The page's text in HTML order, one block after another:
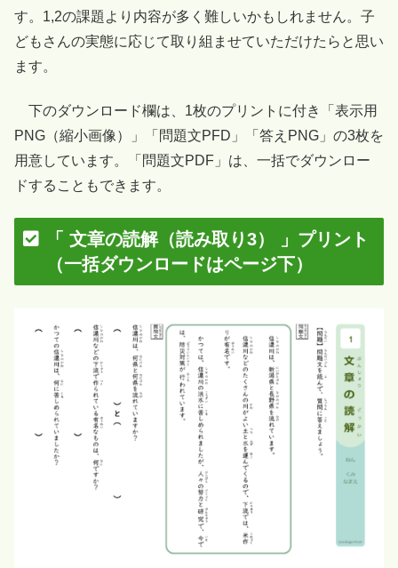
す。1,2の課題より内容が多く難しいかもしれません。子
どもさんの実態に応じて取り組ませていただけたらと思い
ます。
下のダウンロード欄は、1枚のプリントに付き「表示用
PNG（縮小画像）」「問題文PFD」「答えPNG」の3枚を
用意しています。「問題文PDF」は、一括でダウンロー
ドすることもできます。
「 文章の読解（読み取り3） 」プリント
（一括ダウンロードはページ下）